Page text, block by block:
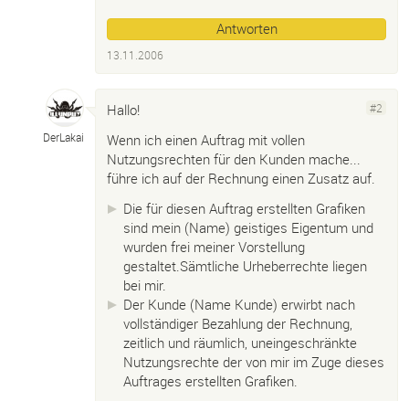
Antworten
13.11.2006
DerLakai
#2
Hallo!
Wenn ich einen Auftrag mit vollen
Nutzungsrechten für den Kunden mache...
führe ich auf der Rechnung einen Zusatz auf.
Die für diesen Auftrag erstellten Grafiken
sind mein (Name) geistiges Eigentum und
wurden frei meiner Vorstellung
gestaltet.Sämtliche Urheberrechte liegen
bei mir.
Der Kunde (Name Kunde) erwirbt nach
vollständiger Bezahlung der Rechnung,
zeitlich und räumlich, uneingeschränkte
Nutzungsrechte der von mir im Zuge dieses
Auftrages erstellten Grafiken.